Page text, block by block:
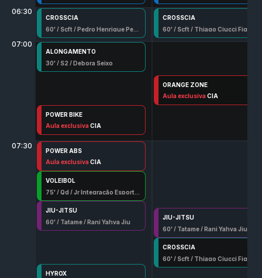
06:30
07:00
07:30
CROSSCIA
60' / Scft /Pedro Henrique Penna
ALONGAMENTO
30' / S2 /Debora Seixo
POWER BIKE
50' /Spn/Joao Knox Teles
Aula exclusivaCIA
POWER ABS
30' /S2/Alvaro Queiroz 700 G/Df
Aula exclusivaCIA
VOLEIBOL
75' /Qd /Jr Integração Esportiva
JIU-JITSU
60' / Tatame/Rani Yahya Jiu
HYROX
CROSSCIA
60' / Scft / Thiago Ciucci Figueredo
ORANGE ZONE
60' /S2/Levi
Aula exclusivaCIA
JIU-JITSU
60' / Tatame/Rani Yahya Jiu
CROSSCIA
60' / Scft/ Thiago Ciucci Figueredo